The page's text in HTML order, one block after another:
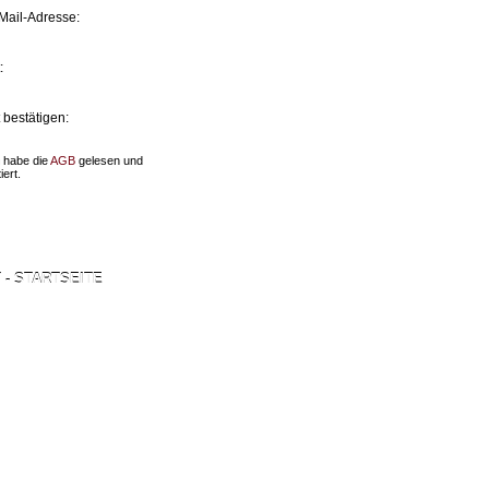
Adresse:
bestätigen:
habe dieAGB gelesen und
- STARTSEITE